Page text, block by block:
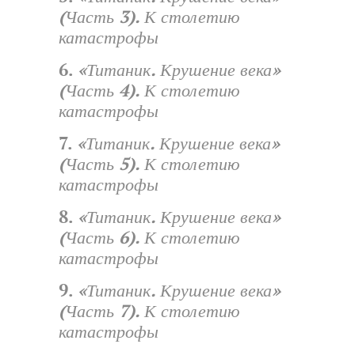
(Часть 3). К столетию
катастрофы
6. «Титаник. Крушение века»
(Часть 4). К столетию
катастрофы
7. «Титаник. Крушение века»
(Часть 5). К столетию
катастрофы
8. «Титаник. Крушение века»
(Часть 6). К столетию
катастрофы
9. «Титаник. Крушение века»
(Часть 7). К столетию
катастрофы